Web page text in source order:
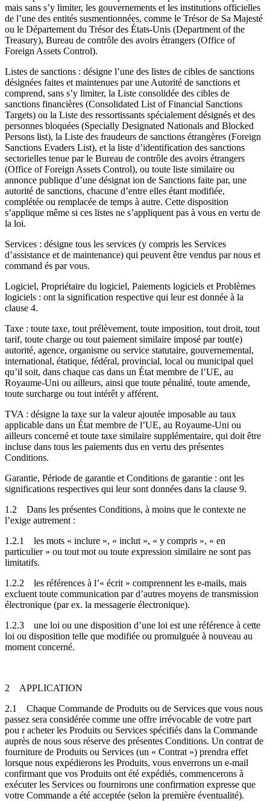
mais sans s’y limiter, les gouvernements et les institutions officielles
de l’une des entités susmentionnées, comme le Trésor de Sa Majesté
ou le Département du Trésor des États-Unis (Department of the
Treasury), Bureau de contrôle des avoirs étrangers (Office of
Foreign Assets Control).
Listes de sanctions : désigne l’une des listes de cibles de sanctions
désignées faites et maintenues par une Autorité de sanctions et
comprend, sans s’y limiter, la Liste consolidée des cibles de
sanctions financières (Consolidated List of Financial Sanctions
Targets) ou la Liste des ressortissants spécialement désignés et des
personnes bloquées (Specially Designated Nationals and Blocked
Persons list), la Liste des fraudeurs de sanctions étrangères (Foreign
Sanctions Evaders List), et la liste d’identification des sanctions
sectorielles tenue par le Bureau de contrôle des avoirs étrangers
(Office of Foreign Assets Control), ou toute liste similaire ou
annonce publique d’une désignat ion de Sanctions faite par, une
autorité de sanctions, chacune d’entre elles étant modifiée,
complétée ou remplacée de temps à autre. Cette disposition
s’applique même si ces listes ne s’appliquent pas à vous en vertu de
la loi.
Services : désigne tous les services (y compris les Services
d’assistance et de maintenance) qui peuvent être vendus par nous et
command és par vous.
Logiciel, Propriétaire du logiciel, Paiements logiciels et Problèmes
logiciels : ont la signification respective qui leur est donnée à la
clause 4.
Taxe : toute taxe, tout prélèvement, toute imposition, tout droit, tout
tarif, toute charge ou tout paiement similaire imposé par tout(e)
autorité, agence, organisme ou service statutaire, gouvernemental,
international, étatique, fédéral, provincial, local ou municipal quel
qu’il soit, dans chaque cas dans un État membre de l’UE, au
Royaume-Uni ou ailleurs, ainsi que toute pénalité, toute amende,
toute surcharge ou tout intérêt y afférent.
TVA : désigne la taxe sur la valeur ajoutée imposable au taux
applicable dans un État membre de l’UE, au Royaume-Uni ou
ailleurs concerné et toute taxe similaire supplémentaire, qui doit être
incluse dans tous les paiements dus en vertu des présentes
Conditions.
Garantie, Période de garantie et Conditions de garantie : ont les
significations respectives qui leur sont données dans la clause 9.
1.2
Dans les présentes Conditions, à moins que le contexte ne
l’exige autrement :
1.2.1
les mots « inclure », « inclut », « y compris », « en
particulier » ou tout mot ou toute expression similaire ne sont pas
limitatifs.
1.2.2
les références à l’« écrit » comprennent les e-mails, mais
excluent toute communication par d’autres moyens de transmission
électronique (par ex. la messagerie électronique).
1.2.3
une loi ou une disposition d’une loi est une référence à cette
loi ou disposition telle que modifiée ou promulguée à nouveau au
moment concerné.
2
APPLICATION
2.1
Chaque Commande de Produits ou de Services que vous nous
passez sera considérée comme une offre irrévocable de votre part
pou r acheter les Produits ou Services spécifiés dans la Commande
auprès de nous sous réserve des présentes Conditions. Un contrat de
fourniture de Produits ou Services (un « Contrat ») prendra effet
lorsque nous expédierons les Produits, vous enverrons un e-mail
confirmant que vos Produits ont été expédiés, commencerons à
exécuter les Services ou fournirons une confirmation expresse que
votre Commande a été acceptée (selon la première éventualité).